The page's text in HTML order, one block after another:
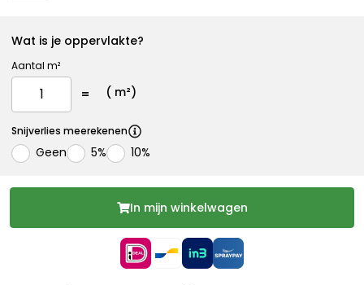
Wat is je oppervlakte?
Aantal m²
( m²)
Snijverlies meerekenen
Geen 5% 10%
In mijn winkelwagen